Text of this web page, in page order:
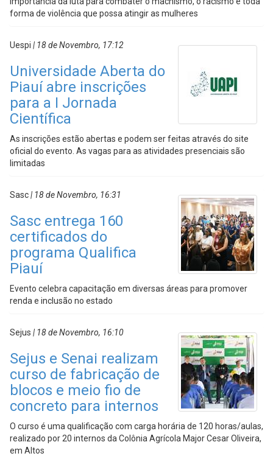
forma de violência que possa atingir as mulheres
Uespi | 18 de Novembro, 17:12
Universidade Aberta do
Piauí abre inscrições
para a I Jornada
Científica
As inscrições estão abertas e podem ser feitas através do site
oficial do evento. As vagas para as atividades presenciais são
limitadas
Sasc| 18 de Novembro, 16:31
Sasc entrega 160
certificados do
programa Qualifica
Piauí
Evento celebra capacitação em diversas áreas para promover
renda e inclusão no estado
Sejus | 18 de Novembro, 16:10
Sejus e Senai realizam
curso de fabricação de
blocos e meio fio de
concreto para internos
O curso é uma qualificação com carga horária de 120 horas/aulas,
realizado por 20 internos da Colônia Agrícola Major Cesar Oliveira,
em Altos